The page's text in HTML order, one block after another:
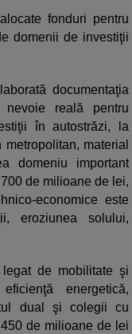
fonduri pentru
domenii de investiţii
documentaţia
reală pentru
în autostrăzi, la
material
domeniu important
de milioane de lei,
economice este
eroziunea solului,
de mobilitate şi
energetică,
dual şi colegii cu
de milioane de lei